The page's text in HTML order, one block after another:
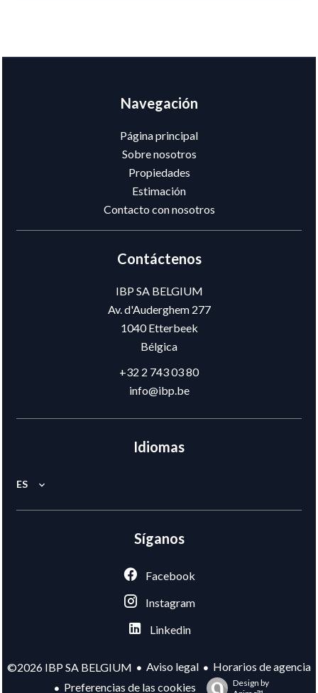
Navegación
Página principal
Sobre nosotros
Propiedades
Estimación
Contacto con nosotros
Contáctenos
IBP SA BELGIUM
Av. d'Auderghem 277
1040Etterbeek
Bélgica
+32 2 743 03 80
info@ibp.be
Idiomas
ES
Síganos
Facebook
Instagram
Linkedin
©2026 IBP SA BELGIUM Aviso legal
Horarios de agencia
Preferencias de las cookies
Design by